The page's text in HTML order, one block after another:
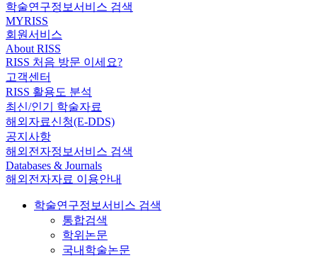
학술연구정보서비스 검색
MYRISS
회원서비스
About RISS
RISS 처음 방문 이세요?
고객센터
RISS 활용도 분석
최신/인기 학술자료
해외자료신청(E-DDS)
공지사항
해외전자정보서비스 검색
Databases & Journals
해외전자자료 이용안내
학술연구정보서비스 검색
통합검색
학위논문
국내학술논문